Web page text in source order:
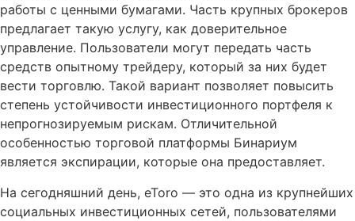
работы с ценными бумагами. Часть крупных брокеров
предлагает такую услугу, как доверительное
управление. Пользователи могут передать часть
средств опытному трейдеру, который за них будет
вести торговлю. Такой вариант позволяет повысить
степень устойчивости инвестиционного портфеля к
непрогнозируемым рискам. Отличительной
особенностью торговой платформы Бинариум
является экспирации, которые она предоставляет.
На сегодняшний день, eToro — это одна из крупнейших
социальных инвестиционных сетей, пользователями